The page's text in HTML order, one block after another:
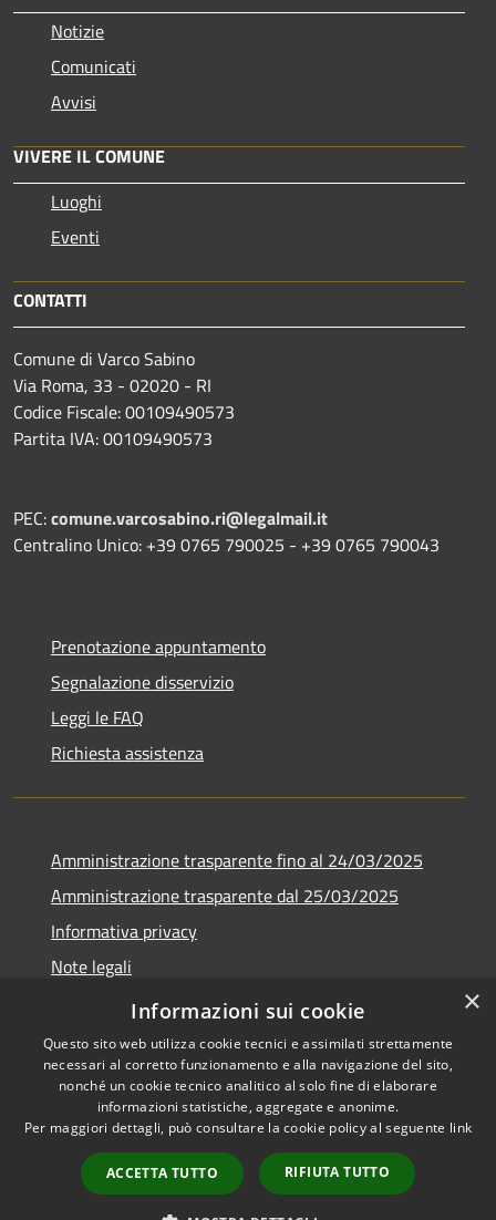
Notizie
Comunicati
Avvisi
VIVERE IL COMUNE
Luoghi
Eventi
CONTATTI
Comune di Varco Sabino
Via Roma, 33 - 02020 - RI
Codice Fiscale: 00109490573
Partita IVA: 00109490573
PEC:comune.varcosabino.ri@legalmail.it
Centralino Unico: +39 0765 790025 - +39 0765 790043
Prenotazione appuntamento
Segnalazione disservizio
Leggi le FAQ
Richiesta assistenza
Amministrazione trasparente fino al 24/03/2025
Amministrazione trasparente dal 25/03/2025
Informativa privacy
Note legali
Dichiarazione di accessibilità
Accessibilità
Copyright © 2026 • Comune di
Varco Sabino • Powered by
Municipium•
Accesso
redazione
×
Informazioni sui cookie
Questo sito web utilizza cookie tecnici e assimilati strettamente
necessari al corretto funzionamento e alla navigazione del sito,
nonché un cookie tecnico analitico al solo fine di elaborare
informazioni statistiche, aggregate e anonime.
Per maggiori dettagli, può consultare la cookie policy al seguente link
ACCETTA TUTTO RIFIUTA TUTTO